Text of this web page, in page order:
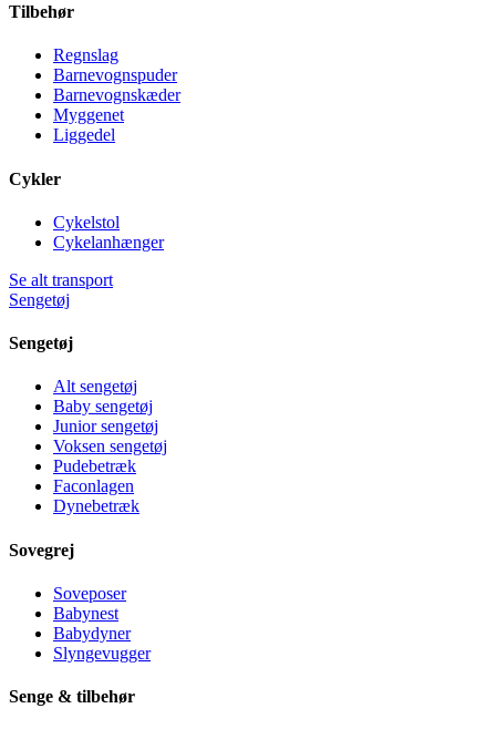
Tilbehør
Regnslag
Barnevognspuder
Barnevognskæder
Myggenet
Liggedel
Cykler
Cykelstol
Cykelanhænger
Se alt transport
Sengetøj
Sengetøj
Alt sengetøj
Baby sengetøj
Junior sengetøj
Voksen sengetøj
Pudebetræk
Faconlagen
Dynebetræk
Sovegrej
Soveposer
Babynest
Babydyner
Slyngevugger
Senge & tilbehør